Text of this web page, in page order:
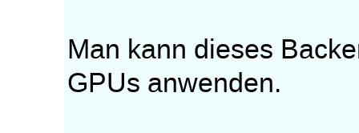
Man kann dieses
GPUs anwenden.